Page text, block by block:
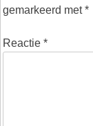
gemarkeerd met*
Reactie *